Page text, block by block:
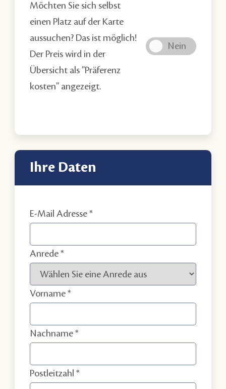
Möchten Sie sich selbst
einen Platz auf der Karte
aussuchen? Das ist möglich!
Der Preis wird in der
Übersicht als "Präferenz
kosten" angezeigt.
Ihre Daten
E-Mail Adresse
Anrede
Vorname
Nachname
Postleitzahl